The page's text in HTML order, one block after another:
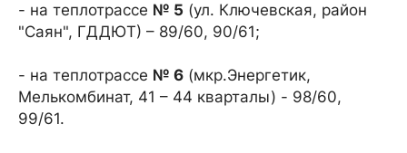
- на теплотрассе № 5 (ул. Ключевская, район
"Саян", ГДДЮТ) – 89/60, 90/61;
- на теплотрассе № 6 (мкр.Энергетик,
Мелькомбинат, 41 – 44 кварталы) - 98/60,
99/61.